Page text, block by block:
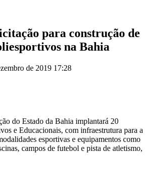
para construção de
na Bahia
de 2019 17:28
do Estado da Bahia implantará 20
e Educacionais, com infraestrutura para a
esportivas e equipamentos como
campos de futebol e pista de atletismo,